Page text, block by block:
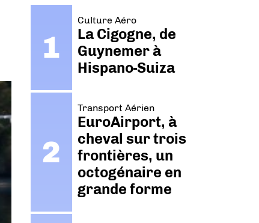
Culture Aéro
La Cigogne, de
Guynemer à
Hispano-Suiza
Transport Aérien
EuroAirport, à
cheval sur trois
frontières, un
octogénaire en
grande forme